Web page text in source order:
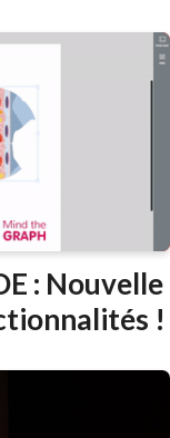
: Nouvelle
!